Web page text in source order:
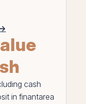
→
cash
in finantarea